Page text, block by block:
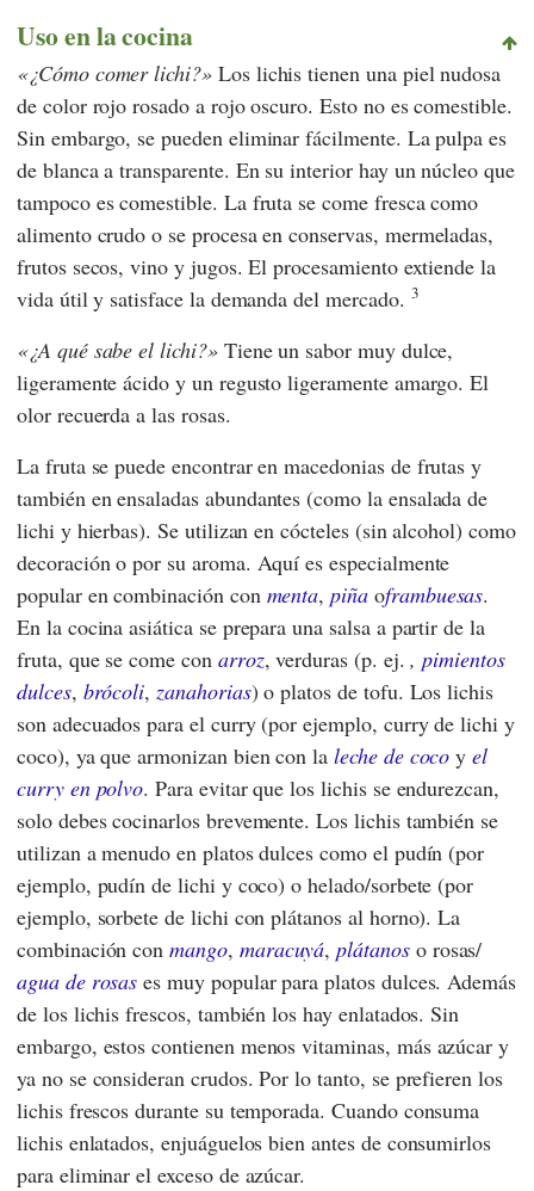
Uso en la cocina
¿Cómo comer lichi? Los lichis tienen una piel nudosa
de color rojo rosado a rojo oscuro. Esto no es comestible.
Sin embargo, se pueden eliminar fácilmente. La pulpa es
de blanca a transparente. En su interior hay un núcleo que
tampoco es comestible. La fruta se come fresca como
alimento crudo o se procesa en conservas, mermeladas,
frutos secos, vino y jugos. El procesamiento extiende la
vida útil y satisface la demanda del mercado. 3
¿A qué sabe el lichi? Tiene un sabor muy dulce,
ligeramente ácido y un regusto ligeramente amargo. El
olor recuerda a las rosas.
La fruta se puede encontrar en macedonias de frutas y
también en ensaladas abundantes (como la ensalada de
lichi y hierbas). Se utilizan en cócteles (sin alcohol) como
decoración o por su aroma. Aquí es especialmente
popular en combinación con menta,piñaoframbuesas.
En la cocina asiática se prepara una salsa a partir de la
fruta, que se come con arroz, verduras (p. ej., pimientos
dulces, brócoli,zanahorias) o platos de tofu. Los lichis
son adecuados para el curry (por ejemplo, curry de lichi y
coco), ya que armonizan bien con laleche de coco yel
curry en polvo. Para evitar que los lichis se endurezcan,
solo debes cocinarlos brevemente. Los lichis también se
utilizan a menudo en platos dulces como el pudín (por
ejemplo, pudín de lichi y coco) o helado/sorbete (por
ejemplo, sorbete de lichi con plátanos al horno). La
combinación conmango, maracuyá,plátanoso rosas/
agua de rosas es muy popular para platos dulces. Además
de los lichis frescos, también los hay enlatados. Sin
embargo, estos contienen menos vitaminas, más azúcar y
ya no se consideran crudos. Por lo tanto, se prefieren los
lichis frescos durante su temporada. Cuando consuma
lichis enlatados, enjuáguelos bien antes de consumirlos
para eliminar el exceso de azúcar.